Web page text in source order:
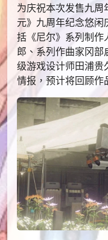
为庆祝本次发售九周
元》九周年纪念悠闲
括《尼尔》系列制作
郎、系列作曲家冈
级游戏设计师田浦贵
情报，预计将回顾作